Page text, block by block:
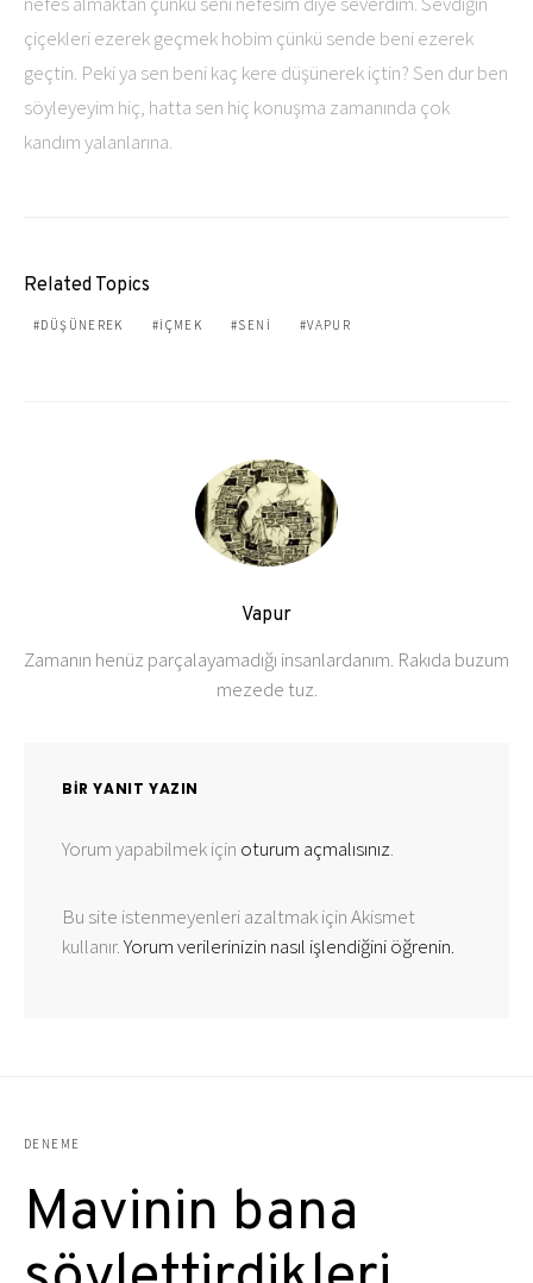
çiçekleri ezerek geçmek hobim çünkü sende beni ezerek
geçtin. Peki ya sen beni kaç kere düşünerek içtin? Sen dur ben
söyleyeyim hiç, hatta sen hiç konuşma zamanında çok
kandım yalanlarına.
Related Topics
DÜŞÜNEREK IÇMEK SENI VAPUR
Vapur
Zamanın henüz parçalayamadığı insanlardanım. Rakıda buzum
mezede tuz.
BIR YANIT YAZIN
Yorum yapabilmek için oturum açmalısınız.
Bu site istenmeyenleri azaltmak için Akismet
kullanır.Yorum verilerinizin nasıl işlendiğini öğrenin.
DENEME
Mavinin bana